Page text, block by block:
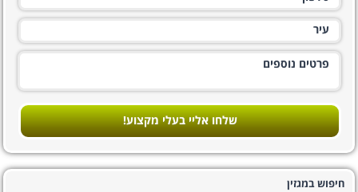
שלחו אליי בעלי מקצוע!
חיפוש במגזין